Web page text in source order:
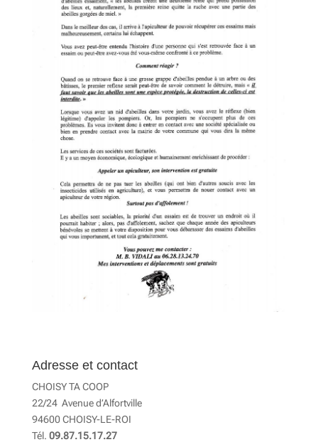
Adresse et contact
CHOISY TA COOP
22/24 Avenue d’Alfortville
94600 CHOISY-LE-ROI
Tél. 09.87.15.17.27